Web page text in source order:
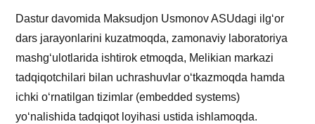
Dastur davomida Maksudjon Usmonov ASUdagi ilg‘or
dars jarayonlarini kuzatmoqda, zamonaviy laboratoriya
mashg‘ulotlarida ishtirok etmoqda, Melikian markazi
tadqiqotchilari bilan uchrashuvlar o‘tkazmoqda hamda
ichki o‘rnatilgan tizimlar (embedded systems)
yo‘nalishida tadqiqot loyihasi ustida ishlamoqda.